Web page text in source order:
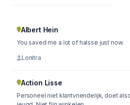
Albert Hein
You saved me a lot of halsse just now.
Lonitra
Action Lisse
Personeel niet klantvriendelijk, doet